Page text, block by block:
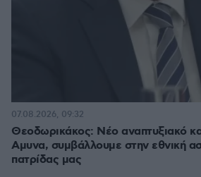
Θεοδωρικάκος: Νέο αναπτυξιακό
Αμυνα, συμβάλλουμε στην εθνική
πατρίδας μας
07.08.2026, 09:32